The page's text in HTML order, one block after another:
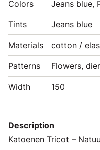
Colors Jeans blue,
Tints Jeans blue
Materials cotton /
Patterns Flowers,
Width 150
Description
Katoenen Tricot –